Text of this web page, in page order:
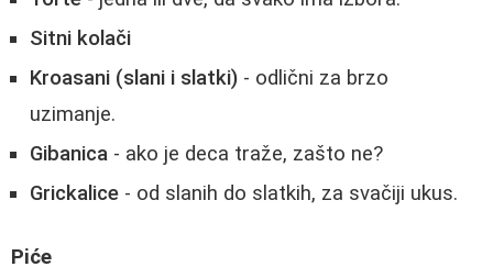
Sitni kolači
Kroasani (slani i slatki) - odlični za brzo
uzimanje.
Gibanica - ako je deca traže, zašto ne?
Grickalice - od slanih do slatkih, za svačiji ukus.
Piće